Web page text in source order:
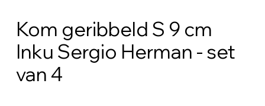
Kom geribbeld S 9 cm
Inku Sergio Herman - set
van 4